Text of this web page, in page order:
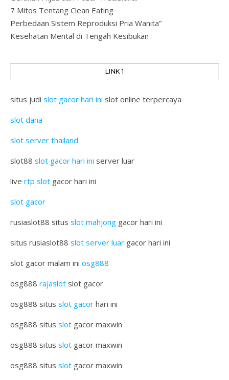
7 Mitos Tentang Clean Eating
Perbedaan Sistem Reproduksi Pria Wanita”
Kesehatan Mental di Tengah Kesibukan
LINK 1
situs judi slot gacor hari ini slot online terpercaya
slot dana
slot server thailand
slot88 slot gacor hari ini server luar
live rtp slot gacor hari ini
slot gacor
rusiaslot88 situs slot mahjong gacor hari ini
situs rusiaslot88 slot server luar gacor hari ini
slot gacor malam ini osg888
osg888 rajaslot slot gacor
osg888 situs slot gacor hari ini
osg888 situs slot gacor maxwin
osg888 situs slot gacor maxwin
osg888 situs slot gacor maxwin